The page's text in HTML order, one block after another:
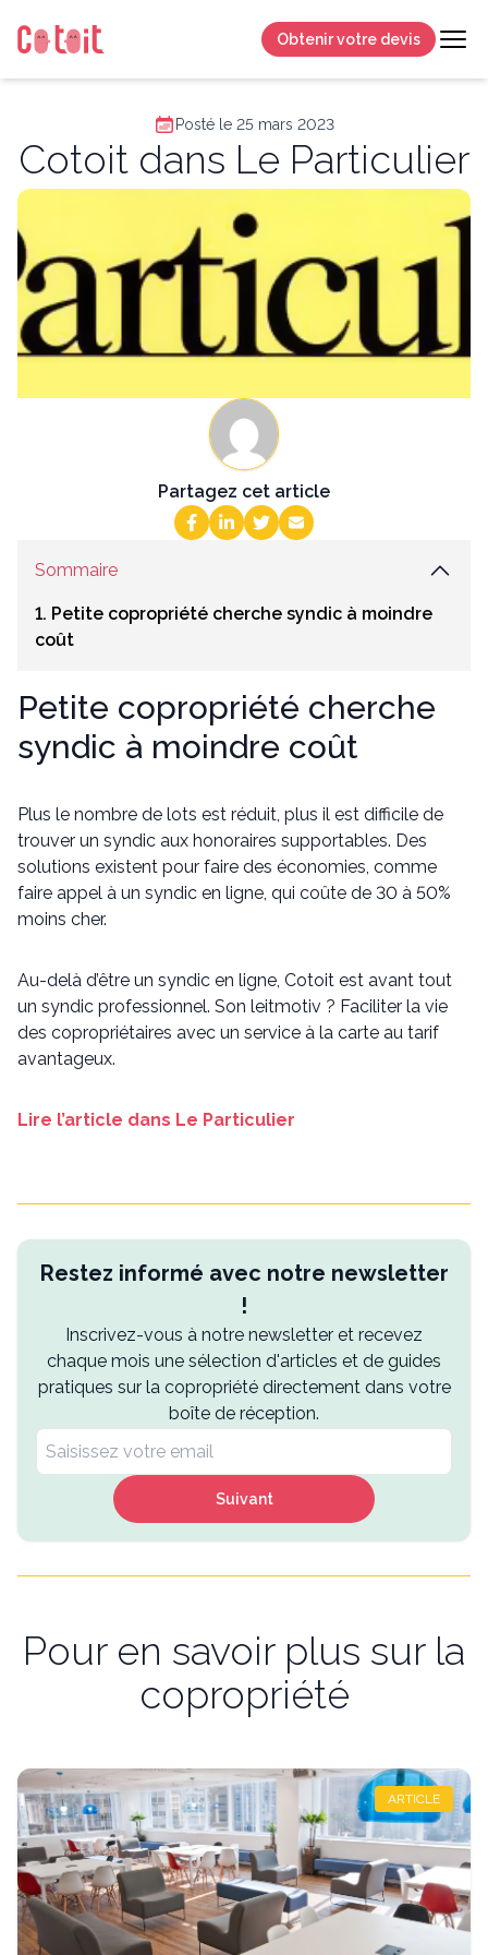
Obtenir votre devis
Posté le 25 mars 2023
Cotoit dans Le Particulier
Partagez cet article
Sommaire
1. Petite copropriété cherche syndic à moindre
coût
Petite copropriété cherche
syndic à moindre coût
Plus le nombre de lots est réduit, plus il est difficile de
trouver un syndic aux honoraires supportables. Des
solutions existent pour faire des économies, comme
faire appel à un syndic en ligne, qui coûte de 30 à 50%
moins cher.
Au-delà d’être un syndic en ligne, Cotoit est avant tout
un syndic professionnel. Son leitmotiv ? Faciliter la vie
des copropriétaires avec un service à la carte au tarif
avantageux.
Lire l’article dans Le Particulier
Restez informé avec notre newsletter
!
Inscrivez-vous à notre newsletter et recevez
chaque mois une sélection d'articles et de guides
pratiques sur la copropriété directement dans votre
boîte de réception.
Suivant
Pour en savoir plus sur la
copropriété
ARTICLE